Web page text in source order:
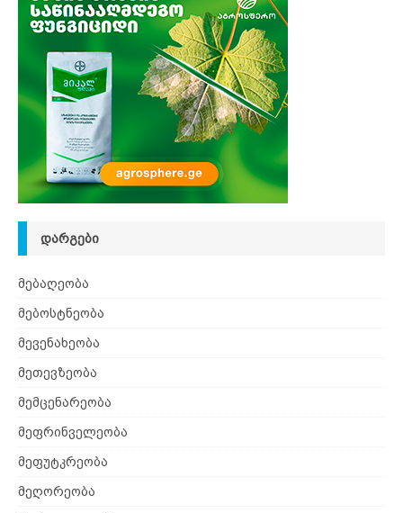
ᲓᲐᲠᲒᲔᲑᲘ
მებაღეობა
მებოსტნეობა
მევენახეობა
მეთევზეობა
მემცენარეობა
მეფრინველეობა
მეფუტკრეობა
მეღორეობა